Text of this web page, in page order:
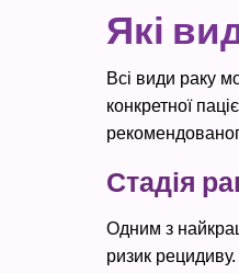
Які
Всі види раку
конкретної
Стадія
Одним з
ризик